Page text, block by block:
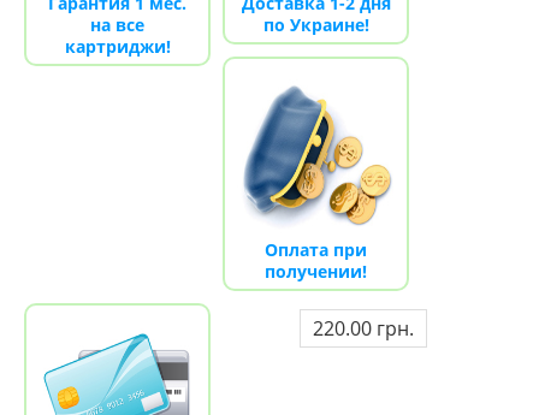
на все
картриджи!
по Украине!
Оплата при
получении!
220.00 грн.